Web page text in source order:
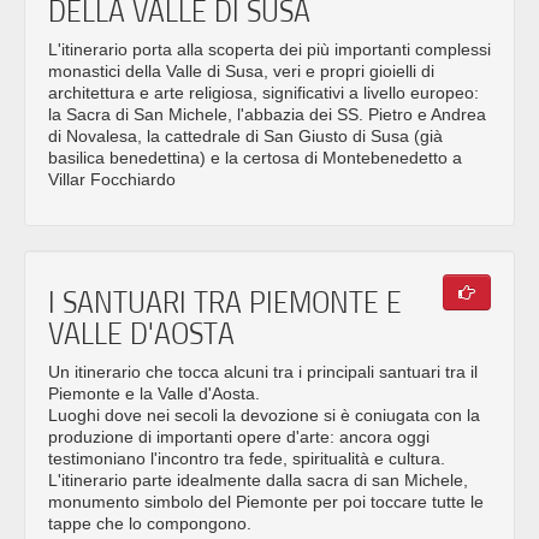
DELLA VALLE DI SUSA
L'itinerario porta alla scoperta dei più importanti complessi
monastici della Valle di Susa, veri e propri gioielli di
architettura e arte religiosa, significativi a livello europeo:
la Sacra di San Michele, l'abbazia dei SS. Pietro e Andrea
di Novalesa, la cattedrale di San Giusto di Susa (già
basilica benedettina) e la certosa di Montebenedetto a
Villar Focchiardo
I SANTUARI TRA PIEMONTE E
VALLE D'AOSTA
Un itinerario che tocca alcuni tra i principali santuari tra il
Piemonte e la Valle d'Aosta.
Luoghi dove nei secoli la devozione si è coniugata con la
produzione di importanti opere d'arte: ancora oggi
testimoniano l'incontro tra fede, spiritualità e cultura.
L'itinerario parte idealmente dalla sacra di san Michele,
monumento simbolo del Piemonte per poi toccare tutte le
tappe che lo compongono.